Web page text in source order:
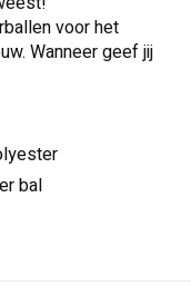
voor het
Wanneer geef jij
bal